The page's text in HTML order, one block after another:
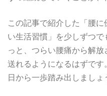
この記事で紹介した「腰
い生活習慣」を少しずつ
っと、つらい腰痛から解放
送れるようになるはずです
日から一歩踏み出しましょ